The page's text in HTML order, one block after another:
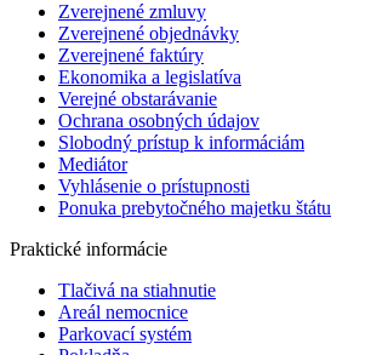
Zverejnené zmluvy
Zverejnené objednávky
Zverejnené faktúry
Ekonomika a legislatíva
Verejné obstarávanie
Ochrana osobných údajov
Slobodný prístup k informáciám
Mediátor
Vyhlásenie o prístupnosti
Ponuka prebytočného majetku štátu
Praktické informácie
Tlačivá na stiahnutie
Areál nemocnice
Parkovací systém